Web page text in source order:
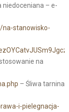
niedoceniana – e-
na-stanowisko-
na
– Śliwa tarnina
i-pielegnacja-